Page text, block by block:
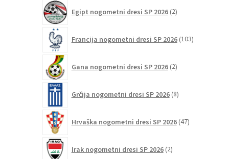
Egipt nogometni dresi SP 2026 2izdelka
Francija nogometni dresi SP 2026 103izdelki
Gana nogometni dresi SP 2026 2izdelka
Grčija nogometni dresi SP 2026 8izdelkov
Hrvaška nogometni dresi SP 2026 47izdelkov
Irak nogometni dresi SP 2026 2izdelka